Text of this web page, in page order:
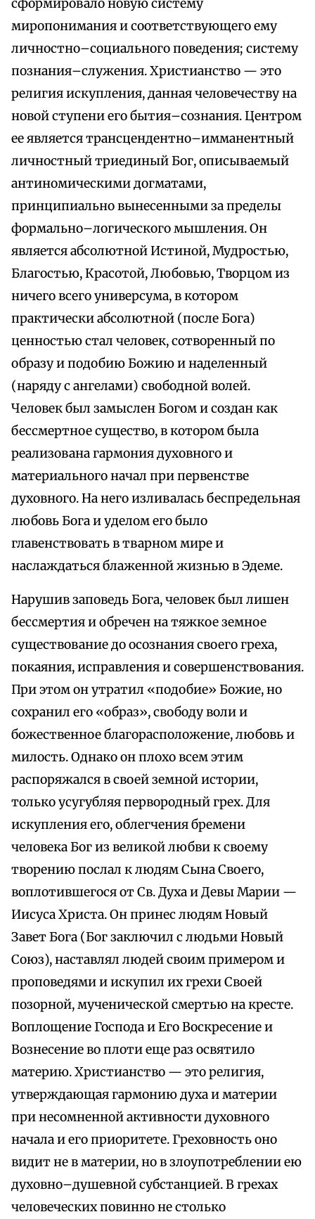
сформировало новую систему
миропонимания и соответствующего ему
личностно–социального поведения; систему
познания–служения. Христианство — это
религия искупления, данная человечеству на
новой ступени его бытия–сознания. Центром
ее является трансцендентно–имманентный
личностный триединый Бог, описываемый
антиномическими догматами,
принципиально вынесенными за пределы
формально–логического мышления. Он
является абсолютной Истиной, Мудростью,
Благостью, Красотой, Любовью, Творцом из
ничего всего универсума, в котором
практически абсолютной (после Бога)
ценностью стал человек, сотворенный по
образу и подобию Божию и наделенный
(наряду с ангелами) свободной волей.
Человек был замыслен Богом и создан как
бессмертное существо, в котором была
реализована гармония духовного и
материального начал при первенстве
духовного. На него изливалась беспредельная
любовь Бога и уделом его было
главенствовать в тварном мире и
наслаждаться блаженной жизнью в Эдеме.
Нарушив заповедь Бога, человек был лишен
бессмертия и обречен на тяжкое земное
существование до осознания своего греха,
покаяния, исправления и совершенствования.
При этом он утратил «подобие» Божие, но
сохранил его «образ», свободу воли и
божественное благорасположение, любовь и
милость. Однако он плохо всем этим
распоряжался в своей земной истории,
только усугубляя первородный грех. Для
искупления его, облегчения бремени
человека Бог из великой любви к своему
творению послал к людям Сына Своего,
воплотившегося от Св. Духа и Девы Марии —
Иисуса Христа. Он принес людям Новый
Завет Бога (Бог заключил с людьми Новый
Союз), наставлял людей своим примером и
проповедями и искупил их грехи Своей
позорной, мученической смертью на кресте.
Воплощение Господа и Его Воскресение и
Вознесение во плоти еще раз освятило
материю. Христианство — это религия,
утверждающая гармонию духа и материи
при несомненной активности духовного
начала и его приоритете. Греховность оно
видит не в материи, но в злоупотреблении ею
духовно–душевной субстанцией. В грехах
человеческих повинно не столько